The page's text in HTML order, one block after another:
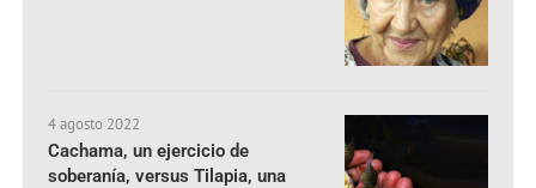
4 agosto 2022
Cachama, un ejercicio de
soberanía, versus Tilapia, una